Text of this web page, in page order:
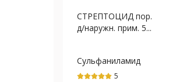
СТРЕПТОЦИД пор.
д/наружн. прим. 5...
Сульфаниламид
5